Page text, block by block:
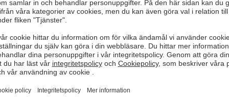
företag ni inte gjort affärer med tidigare. Om ni känner er
ni klarar att förlora.
vilka uppgifter som krävs för att bli beviljad en kundkredit i
om ni drabbas!